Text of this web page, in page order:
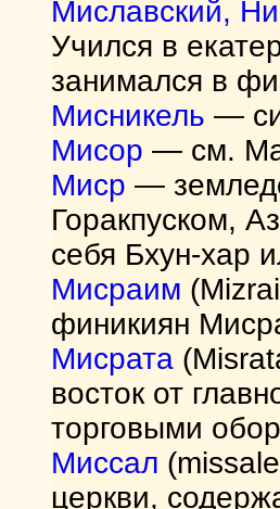
Миславский,
Учился в
занимался в
Мисникель —
Мисор — см.
Миср —
Горакпуском,
себя Бхун-хар
Мисраим
финикиян
Мисрата
восток от
торговыми
Миссал
церкви,